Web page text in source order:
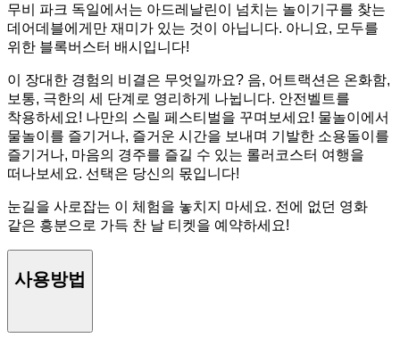
무비 파크 독일에서는 아드레날린이 넘치는 놀이기구를 찾는
데어데블에게만 재미가 있는 것이 아닙니다. 아니요, 모두를
위한 블록버스터 배시입니다!
이 장대한 경험의 비결은 무엇일까요? 음, 어트랙션은 온화함,
보통, 극한의 세 단계로 영리하게 나뉩니다. 안전벨트를
착용하세요! 나만의 스릴 페스티벌을 꾸며보세요! 물놀이에서
물놀이를 즐기거나, 즐거운 시간을 보내며 기발한 소용돌이를
즐기거나, 마음의 경주를 즐길 수 있는 롤러코스터 여행을
떠나보세요. 선택은 당신의 몫입니다!
눈길을 사로잡는 이 체험을 놓치지 마세요. 전에 없던 영화
같은 흥분으로 가득 찬 날 티켓을 예약하세요!
사용방법